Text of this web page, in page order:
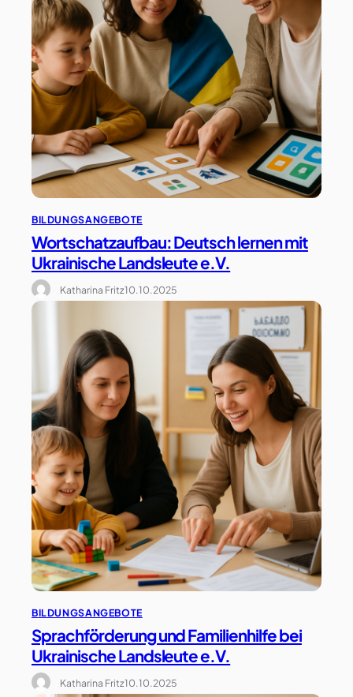
BILDUNGSANGEBOTE
Wortschatzaufbau: Deutsch lernen mit
Ukrainische Landsleute e.V.
Katharina Fritz10.10.2025
BILDUNGSANGEBOTE
Sprachförderung und Familienhilfe bei
Ukrainische Landsleute e.V.
Katharina Fritz10.10.2025